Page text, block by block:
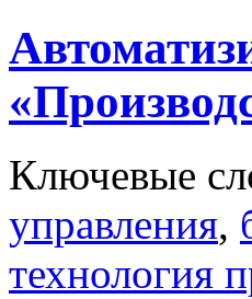
Ключевые
управления,
технология